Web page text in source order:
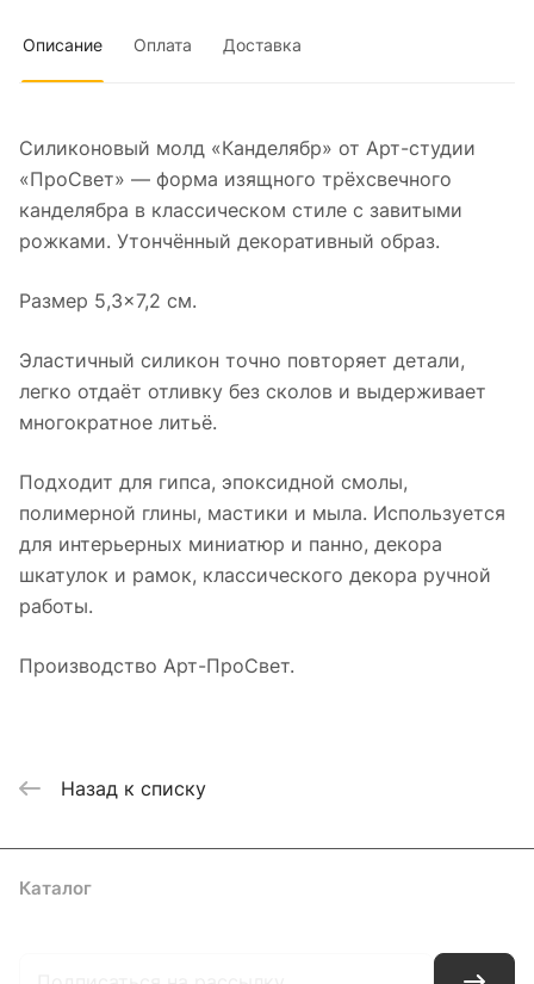
Описание Оплата Доставка
Силиконовый молд «Канделябр» от Арт-студии
«ПроСвет» — форма изящного трёхсвечного
канделябра в классическом стиле с завитыми
рожками. Утончённый декоративный образ.
Размер 5,3×7,2 см.
Эластичный силикон точно повторяет детали,
легко отдаёт отливку без сколов и выдерживает
многократное литьё.
Подходит для гипса, эпоксидной смолы,
полимерной глины, мастики и мыла. Используется
для интерьерных миниатюр и панно, декора
шкатулок и рамок, классического декора ручной
работы.
Производство Арт-ПроСвет.
Назад к списку
Каталог